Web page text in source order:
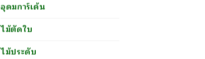
อุดมการ์เด้น
ไม้ตัดใบ
ไม้ประดับ